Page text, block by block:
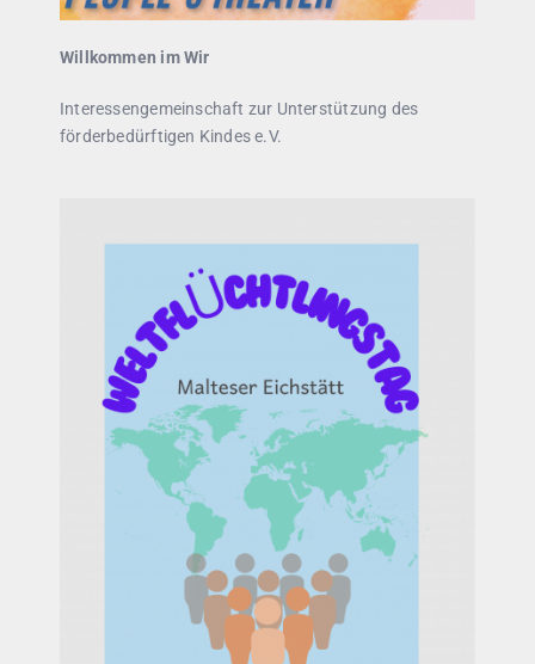
Willkommen im Wir
Interessengemeinschaft zur Unterstützung des
förderbedürftigen Kindes e.V.